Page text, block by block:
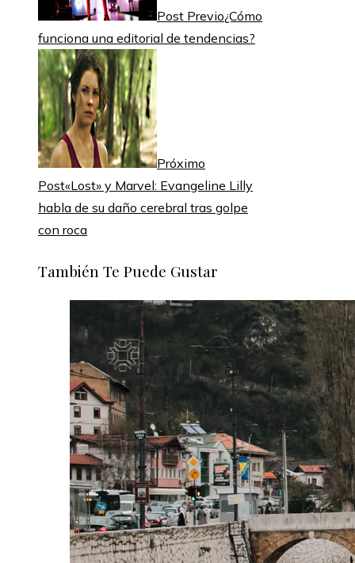
Post Previo¿Cómo
funciona una editorial de tendencias?
Próximo
Post«Lost» y Marvel: Evangeline Lilly
habla de su daño cerebral tras golpe
con roca
También Te Puede Gustar